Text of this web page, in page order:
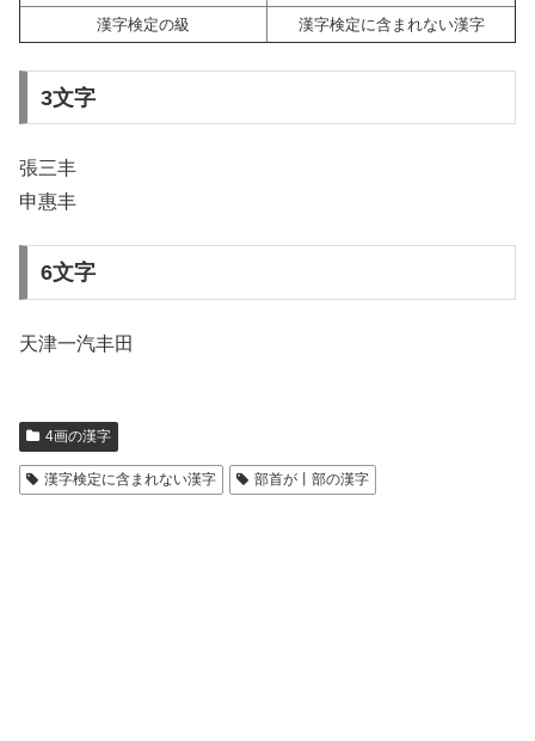
漢字検定の級
漢字検定に含まれない漢字
3文字
張三丰
申惠丰
6文字
天津一汽丰田
4画の漢字
漢字検定に含まれない漢字 部首が丨部の漢字